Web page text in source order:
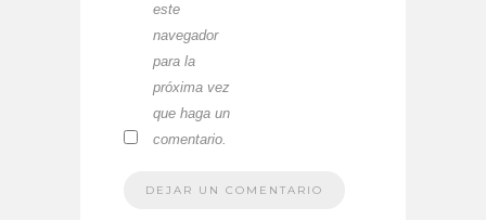
este
navegador
para la
próxima vez
que haga un
comentario.